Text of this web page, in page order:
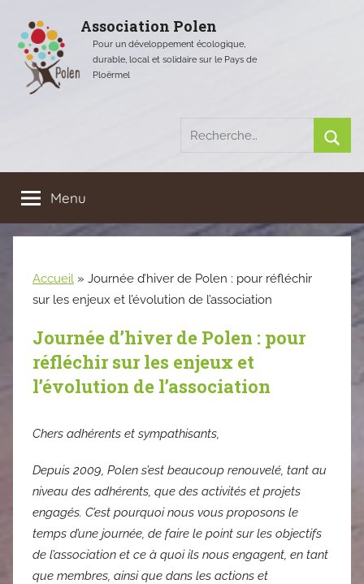
contenu
Association Polen
Pour un développement écologique,
durable, local et solidaire sur le Pays de
Ploërmel
Recherche
:
Menu
Accueil » Journée d’hiver de Polen : pour réfléchir
sur les enjeux et l’évolution de l’association
Journée d’hiver de Polen : pour
réfléchir sur les enjeux et
l’évolution de l’association
Chers adhérents et sympathisants,
Depuis 2009, Polen s’est beaucoup renouvelé, tant au
niveau des adhérents, que des activités et projets
engagés. C’est pourquoi nous vous proposons le
temps d’une journée, de faire le point sur les objectifs
de l’association et ce à quoi ils nous engagent, en tant
que membres, ainsi que dans les actions et